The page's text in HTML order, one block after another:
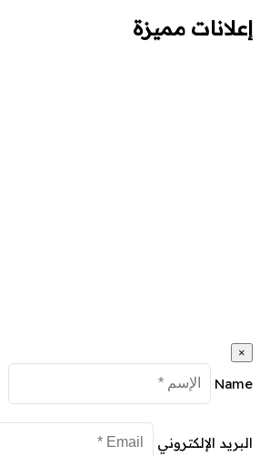
إعلانات مميزة
×
Name
البريد الإلكتروني